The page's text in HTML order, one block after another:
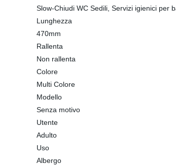
Slow-Chiudi WC Sedili, Servizi igienici per
Lunghezza
470mm
Rallenta
Non rallenta
Colore
Multi Colore
Modello
Senza motivo
Utente
Adulto
Uso
Albergo